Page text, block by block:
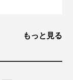
もっと見る